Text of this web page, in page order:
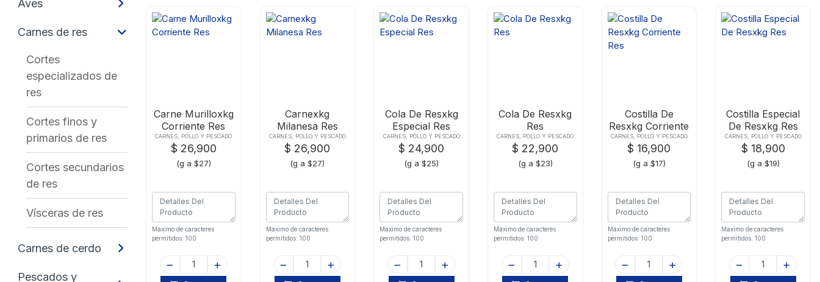
Aves
Carnes de res
Cortes
especializados de
res
Cortes finos y
primarios de res
Cortes secundarios
de res
Vísceras de res
Carnes de cerdo
Pescados y
Carne Murilloxkg
Corriente Res
CARNES, POLLO Y PESCADO
$ 26,900
(g a $27)
Maximo de caracteres
permitidos: 100
Carnexkg
Milanesa Res
CARNES, POLLO Y PESCADO
$ 26,900
(g a $27)
Maximo de caracteres
permitidos: 100
Cola De Resxkg
Especial Res
CARNES, POLLO Y PESCADO
$ 24,900
(g a $25)
Maximo de caracteres
permitidos: 100
Cola De Resxkg
Res
CARNES, POLLO Y PESCADO
$ 22,900
(g a $23)
Maximo de caracteres
permitidos: 100
Costilla De
Resxkg Corriente
Res
CARNES, POLLO Y PESCADO
$ 16,900
(g a $17)
Maximo de caracteres
permitidos: 100
Costilla Especial
De Resxkg Res
CARNES, POLLO Y PESCADO
$ 18,900
(g a $19)
Maximo de caracteres
permitidos: 100